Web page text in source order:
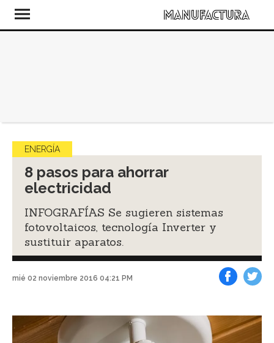
ENERGÍA
8 pasos para ahorrar
electricidad
INFOGRAFÍAS Se sugieren sistemas
fotovoltaicos, tecnología Inverter y
sustituir aparatos.
mié 02 noviembre 2016 04:21 PM